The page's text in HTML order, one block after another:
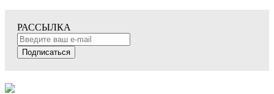
РАССЫЛКА
Подписаться